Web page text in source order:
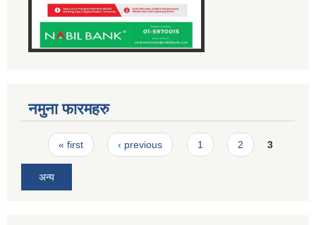
नमुना फारमहरु
Pages
« first ‹ previous 1 2 3
अन्य